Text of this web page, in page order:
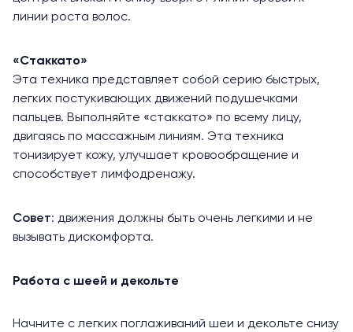
линии роста волос.
«Стаккато»
Эта техника представляет собой серию быстрых,
легких постукивающих движений подушечками
пальцев. Выполняйте «стаккато» по всему лицу,
двигаясь по массажным линиям. Эта техника
тонизирует кожу, улучшает кровообращение и
способствует лимфодренажу.
Совет: движения должны быть очень легкими и не
вызывать дискомфорта.
Работа с шеей и декольте
Начните с легких поглаживаний шеи и декольте снизу